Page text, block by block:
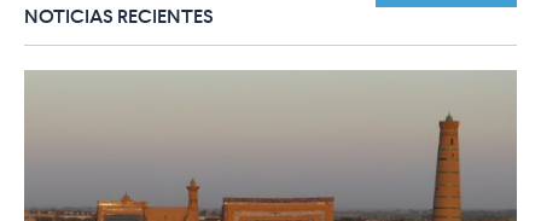
NOTICIAS RECIENTES